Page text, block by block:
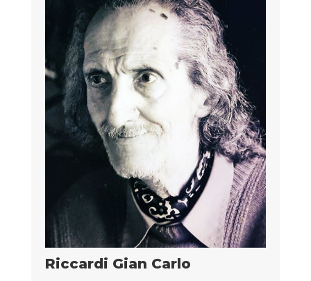
Riccardi Gian Carlo